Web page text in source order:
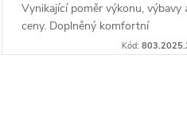
Vynikající poměr výkonu, výbavy
ceny. Doplněný komfortní
ergonomií a minimálními
Kód: